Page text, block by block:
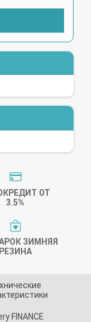
ОТ
3.5%
ЗИМНЯЯ
РЕЗИНА
FINANCE